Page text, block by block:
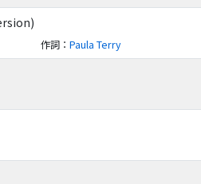
作詞 ：Paula Terry